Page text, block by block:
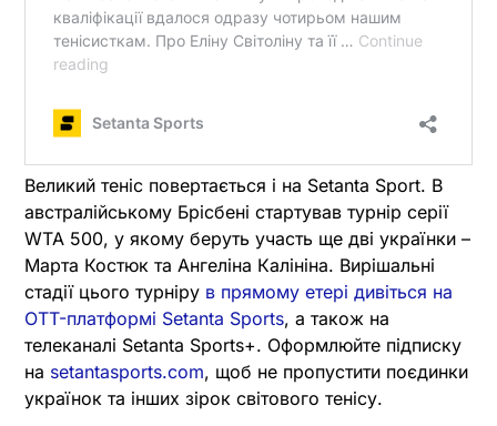
Великий теніс повертається і на Setanta Sport. В
австралійському Брісбені стартував турнір серії
WTA 500, у якому беруть участь ще дві українки –
Марта Костюк та Ангеліна Калініна. Вирішальні
стадії цього турніру в прямому етері дивіться на
OTT-платформі Setanta Sports, а також на
телеканалі Setanta Sports+. Оформлюйте підписку
на setantasports.com, щоб не пропустити поєдинки
українок та інших зірок світового тенісу.